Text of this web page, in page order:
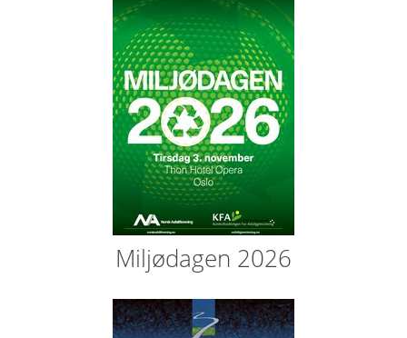
Miljødagen 2026